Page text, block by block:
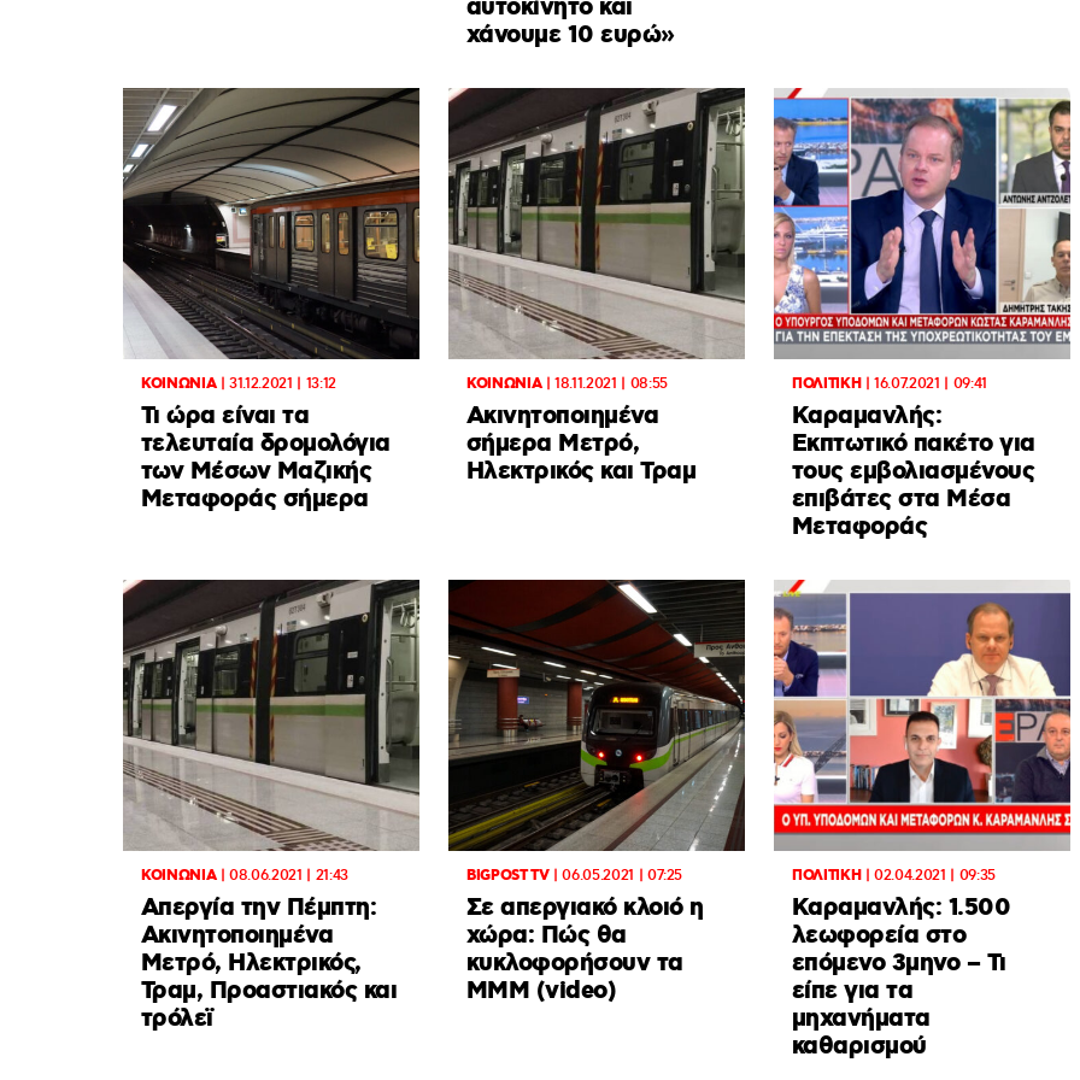
αυτοκίνητο και
χάνουμε 10 ευρώ»
ΚΟΙΝΩΝΙΑ|31.12.2021 | 13:12
Τι ώρα είναι τα
τελευταία δρομολόγια
των Μέσων Μαζικής
Μεταφοράς σήμερα
ΚΟΙΝΩΝΙΑ|18.11.2021 | 08:55
Ακινητοποιημένα
σήμερα Μετρό,
Ηλεκτρικός και Τραμ
ΠΟΛΙΤΙΚΗ|16.07.2021 | 09:41
Καραμανλής:
Εκπτωτικό πακέτο για
τους εμβολιασμένους
επιβάτες στα Μέσα
Μεταφοράς
ΚΟΙΝΩΝΙΑ|08.06.2021 | 21:43
Απεργία την Πέμπτη:
Ακινητοποιημένα
Μετρό, Ηλεκτρικός,
Τραμ, Προαστιακός και
τρόλεϊ
BIGPOST TV|06.05.2021 | 07:25
Σε απεργιακό κλοιό η
χώρα: Πώς θα
κυκλοφορήσουν τα
ΜΜΜ (video)
ΠΟΛΙΤΙΚΗ|02.04.2021 | 09:35
Καραμανλής: 1.500
λεωφορεία στο
επόμενο 3μηνο – Τι
είπε για τα
μηχανήματα
καθαρισμού